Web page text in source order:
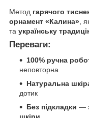
Метод гарячого
орнамент «Калина»,
та українську
Переваги:
100% ручна
неповторна
Натуральна
дотик
Без підкладки —